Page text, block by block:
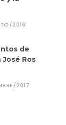
2016
de
Ros
2017